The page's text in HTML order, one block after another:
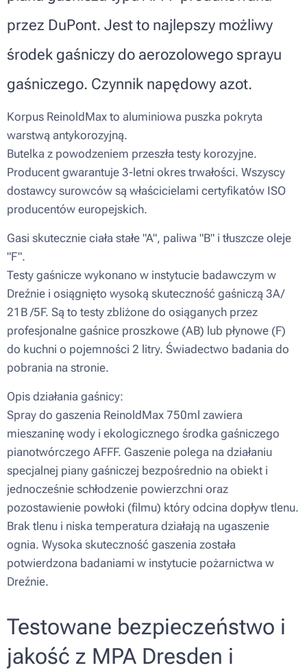
przez DuPont. Jest to najlepszy możliwy
środek gaśniczy do aerozolowego sprayu
gaśniczego. Czynnik napędowy azot.
Korpus ReinoldMax to aluminiowa puszka pokryta
warstwą antykorozyjną.
Butelka z powodzeniem przeszła testy korozyjne.
Producent gwarantuje 3-letni okres trwałości. Wszyscy
dostawcy surowców są właścicielami certyfikatów ISO
producentów europejskich.
Gasi skutecznie ciała stałe "A", paliwa "B" i tłuszcze oleje
"F".
Testy gaśnicze wykonano w instytucie badawczym w
Dreźnie i osiągnięto wysoką skuteczność gaśniczą 3A/
21B /5F. Są to testy zbliżone do osiąganych przez
profesjonalne gaśnice proszkowe (AB) lub płynowe (F)
do kuchni o pojemności 2 litry. Świadectwo badania do
pobrania na stronie.
Opis działania gaśnicy:
Spray do gaszenia ReinoldMax 750ml zawiera
mieszaninę wody i ekologicznego środka gaśniczego
pianotwórczego AFFF. Gaszenie polega na działaniu
specjalnej piany gaśniczej bezpośrednio na obiekt i
jednocześnie schłodzenie powierzchni oraz
pozostawienie powłoki (filmu) który odcina dopływ tlenu.
Brak tlenu i niska temperatura działają na ugaszenie
ognia. Wysoka skuteczność gaszenia została
potwierdzona badaniami w instytucie pożarnictwa w
Dreźnie.
Testowane bezpieczeństwo i
jakość z MPA Dresden i